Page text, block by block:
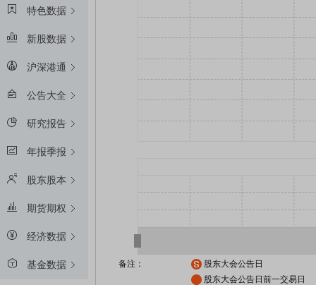
特色数据
新股数据
沪深港通
公告大全
研究报告
年报季报
股东股本
期货期权
经济数据
基金数据 备注：
股东大会公告日
股东大会公告日前一交易日